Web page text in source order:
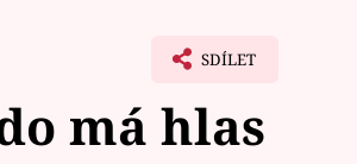
SDÍLET
má hlas